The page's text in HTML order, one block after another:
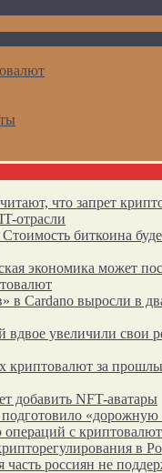
что запрет
отрасли
биткоина
экономика может
в Cardano выросли в
вдвое увеличили свои
за
добавить NFT-аватары
«дорожную
операций с
в
россиян не